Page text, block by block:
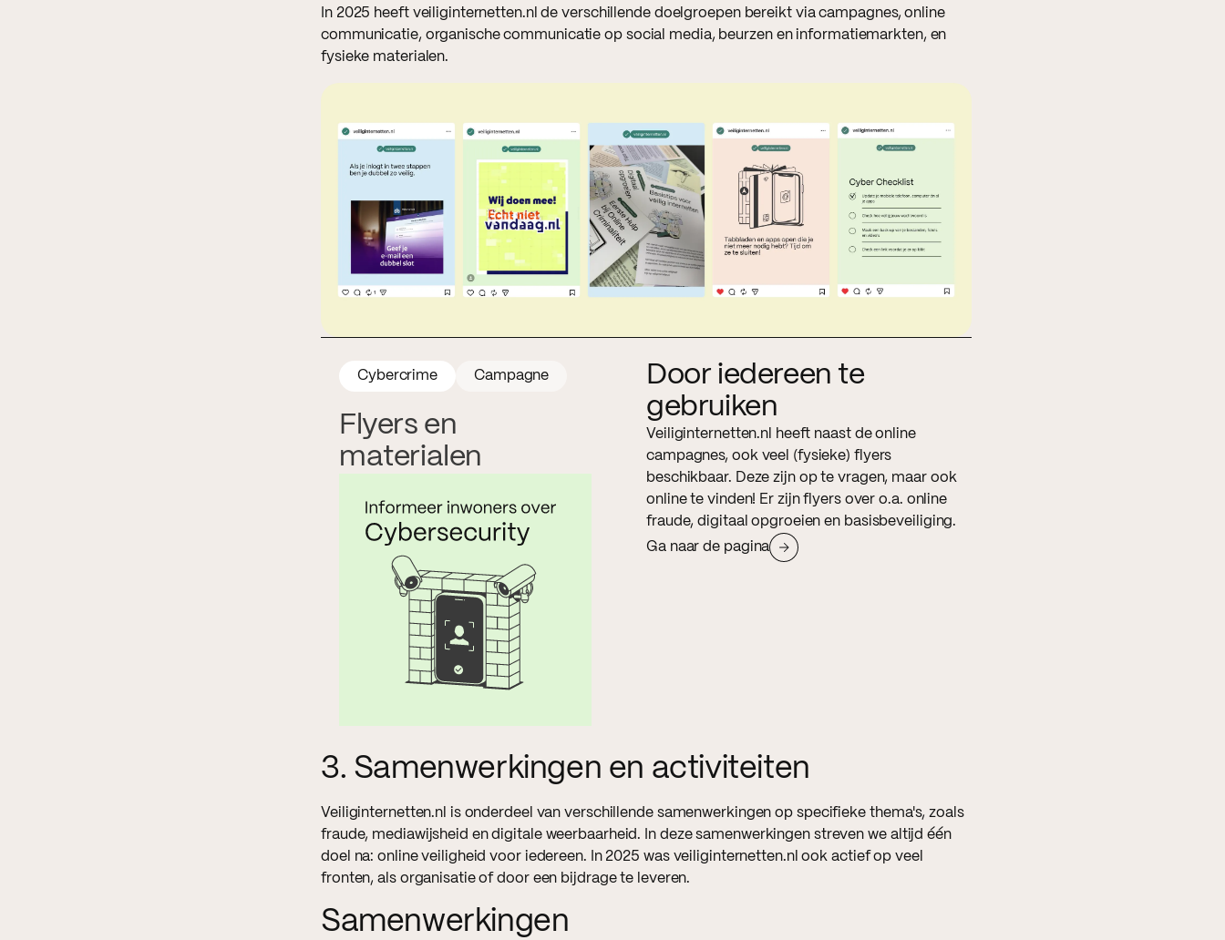
In 2025 heeft veiliginternetten.nl de verschillende doelgroepen bereikt via campagnes, online
communicatie, organische communicatie op social media, beurzen en informatiemarkten, en
fysieke materialen.
Cybercrime Campagne
Flyers en
materialen
Door iedereen te
gebruiken
Veiliginternetten.nl heeft naast de online
campagnes, ook veel (fysieke) flyers
beschikbaar. Deze zijn op te vragen, maar ook
online te vinden! Er zijn flyers over o.a. online
fraude, digitaal opgroeien en basisbeveiliging.
Ga naar de pagina
3. Samenwerkingen en activiteiten
Veiliginternetten.nl is onderdeel van verschillende samenwerkingen op specifieke thema's, zoals
fraude, mediawijsheid en digitale weerbaarheid. In deze samenwerkingen streven we altijd één
doel na: online veiligheid voor iedereen. In 2025 was veiliginternetten.nl ook actief op veel
fronten, als organisatie of door een bijdrage te leveren.
Samenwerkingen